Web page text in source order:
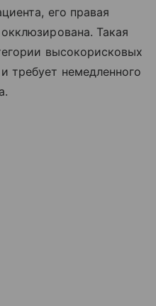
его правая
Такая
высокорисковых
требует немедленного